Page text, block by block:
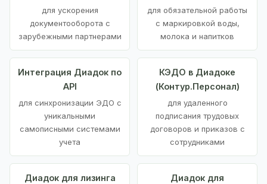
для ускорения
документооборота с
зарубежными партнерами
для обязательной работы
с маркировкой воды,
молока и напитков
Интеграция Диадок по
API
для синхронизации ЭДО с
уникальными
самописными системами
учета
КЭДО в Диадоке
(Контур.Персонал)
для удаленного
подписания трудовых
договоров и приказов с
сотрудниками
Диадок для лизинга
Диадок для